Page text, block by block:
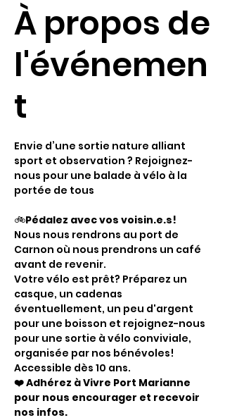
À propos de
l'événemen
t
Envie d’une sortie nature alliant
sport et observation ? Rejoignez-
nous pour une balade à vélo à la
portée de tous
🚲Pédalez avec vos voisin.e.s!
Nous nous rendrons au port de
Carnon où nous prendrons un café
avant de revenir.
Votre vélo est prêt? Préparez un
casque, un cadenas
éventuellement, un peu d'argent
pour une boisson et rejoignez-nous
pour une sortie à vélo conviviale,
organisée par nos bénévoles!
Accessible dès 10 ans.
❤️ Adhérez à Vivre Port Marianne
pour nous encourager et recevoir
nos infos.